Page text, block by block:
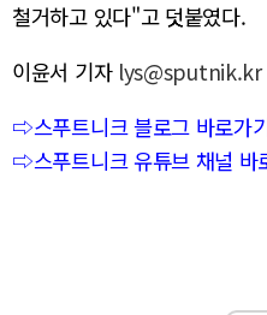
철거하고 있다"고 덧붙였다.
이윤서 기자 lys@sputnik.kr
⇨스푸트니크 블로그 바로가
⇨스푸트니크 유튜브 채널 바